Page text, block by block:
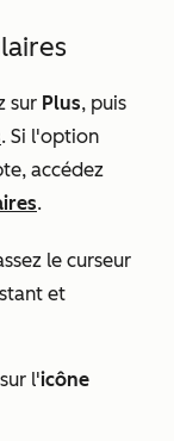
sur Plus, puis
. Si l'option
accédez
.
le curseur
et
l'icône